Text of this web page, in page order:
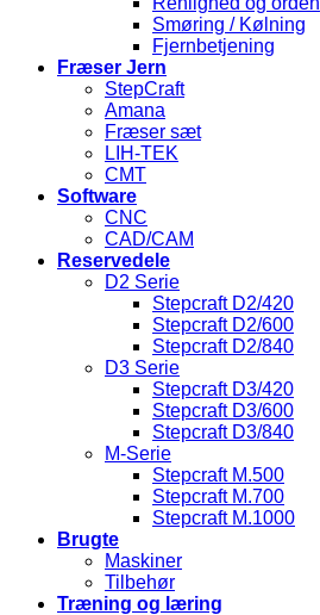
Smøring / Kølning
Fjernbetjening
Fræser Jern
StepCraft
Amana
Fræser sæt
LIH-TEK
CMT
Software
CNC
CAD/CAM
Reservedele
D2 Serie
Stepcraft D2/420
Stepcraft D2/600
Stepcraft D2/840
D3 Serie
Stepcraft D3/420
Stepcraft D3/600
Stepcraft D3/840
M-Serie
Stepcraft M.500
Stepcraft M.700
Stepcraft M.1000
Brugte
Maskiner
Tilbehør
Træning og læring